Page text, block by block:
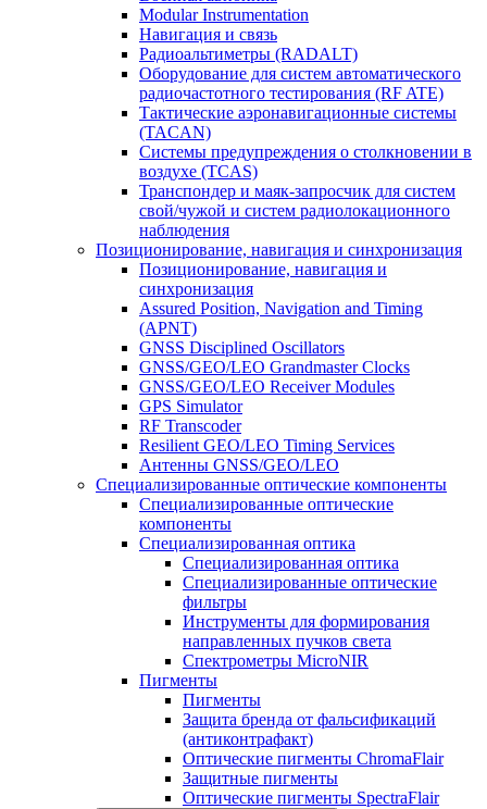
Modular Instrumentation
Навигация и связь
Радиоальтиметры (RADALT)
Оборудование для систем автоматического
радиочастотного тестирования (RF ATE)
Тактические аэронавигационные системы
(TACAN)
Системы предупреждения о столкновении в
воздухе (TCAS)
Транспондер и маяк-запросчик для систем
свой/чужой и систем радиолокационного
наблюдения
Позиционирование, навигация и синхронизация
Позиционирование, навигация и
синхронизация
Assured Position, Navigation and Timing
(APNT)
GNSS Disciplined Oscillators
GNSS/GEO/LEO Grandmaster Clocks
GNSS/GEO/LEO Receiver Modules
GPS Simulator
RF Transcoder
Resilient GEO/LEO Timing Services
Антенны GNSS/GEO/LEO
Специализированные оптические компоненты
Специализированные оптические
компоненты
Специализированная оптика
Специализированная оптика
Специализированные оптические
фильтры
Инструменты для формирования
направленных пучков света
Спектрометры MicroNIR
Пигменты
Пигменты
Защита бренда от фальсификаций
(антиконтрафакт)
Оптические пигменты ChromaFlair
Защитные пигменты
Оптические пигменты SpectraFlair